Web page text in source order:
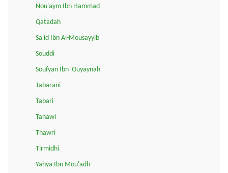
Nou'aym Ibn Hammad
Qatadah
Sa'id Ibn Al-Mousayyib
Souddi
Soufyan Ibn 'Ouyaynah
Tabarani
Tabari
Tahawi
Thawri
Tirmidhi
Yahya Ibn Mou'adh